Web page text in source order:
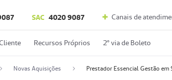
SAC 4020 9087 Canais de
Recursos Próprios 2º via de Boleto
Novas Aquisições